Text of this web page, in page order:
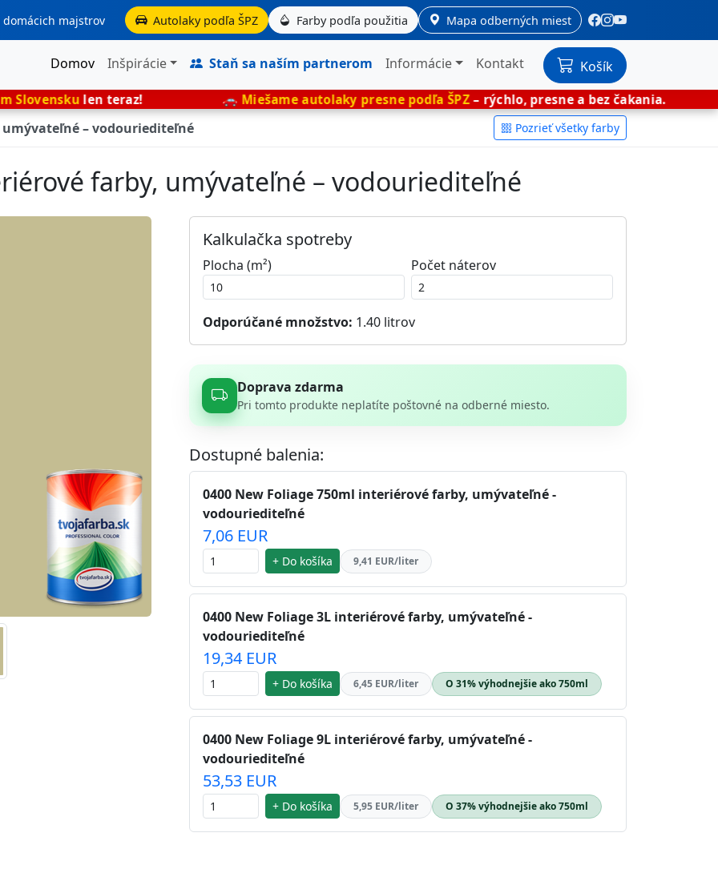
majstrov Autolaky podľa ŠPZ Farby podľa použitia Mapa odberných miest
Domov Inšpirácie Staň sa naším partnerom Informácie Kontakt Košík
teraz! 🚗 Miešame autolaky presne podľa ŠPZ– rýchlo, presne a bez čakania. 🎨
– vodouriediteľné Pozrieť všetky farby
farby, umývateľné – vodouriediteľné
Kalkulačka spotreby
Plocha (m²) Počet náterov
Odporúčané množstvo: 1.40 litrov
Doprava zdarma
Pri tomto produkte neplatíte poštovné na odberné miesto.
Dostupné balenia:
0400 New Foliage 750ml interiérové farby, umývateľné -
vodouriediteľné
7,06 EUR
+ Do košíka 9,41 EUR/liter
0400 New Foliage 3L interiérové farby, umývateľné -
vodouriediteľné
19,34 EUR
+ Do košíka 6,45 EUR/liter O 31% výhodnejšie ako 750ml
0400 New Foliage 9L interiérové farby, umývateľné -
vodouriediteľné
53,53 EUR
+ Do košíka 5,95 EUR/liter O 37% výhodnejšie ako 750ml